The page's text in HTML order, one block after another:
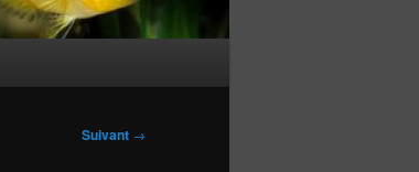
Suivant →